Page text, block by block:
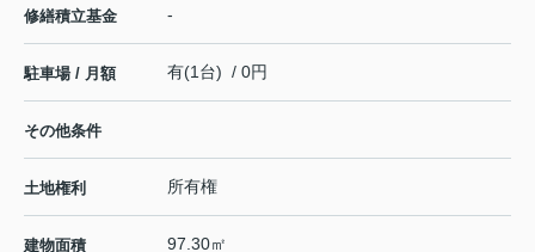
修繕積立基金 -
駐車場 / 月額 有(1台) / 0円
その他条件
土地権利 所有権
建物面積 97.30㎡